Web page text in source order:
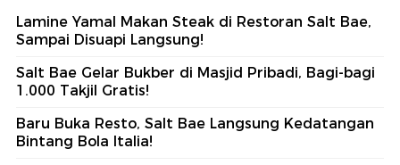
Lamine Yamal Makan Steak di Restoran Salt Bae,
Sampai Disuapi Langsung!
Salt Bae Gelar Bukber di Masjid Pribadi, Bagi-bagi
1.000 Takjil Gratis!
Baru Buka Resto, Salt Bae Langsung Kedatangan
Bintang Bola Italia!